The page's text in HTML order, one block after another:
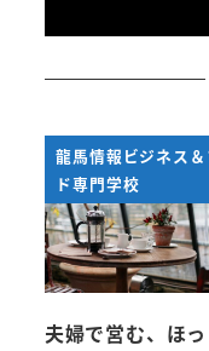
龍馬情報ビジネス＆
ド専門学校
夫婦で営む、ほ